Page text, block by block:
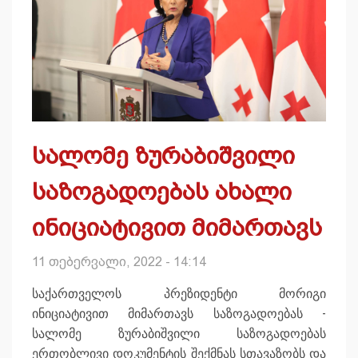
სალომე ზურაბიშვილი
საზოგადოებას ახალი
ინიციატივით მიმართავს
11 თებერვალი, 2022 - 14:14
საქართველოს პრეზიდენტი მორიგი
ინიციატივით მიმართავს საზოგადოებას -
სალომე ზურაბიშვილი საზოგადოებას
ერთობლივი დოკუმენტის შექმნას სთავაზობს და